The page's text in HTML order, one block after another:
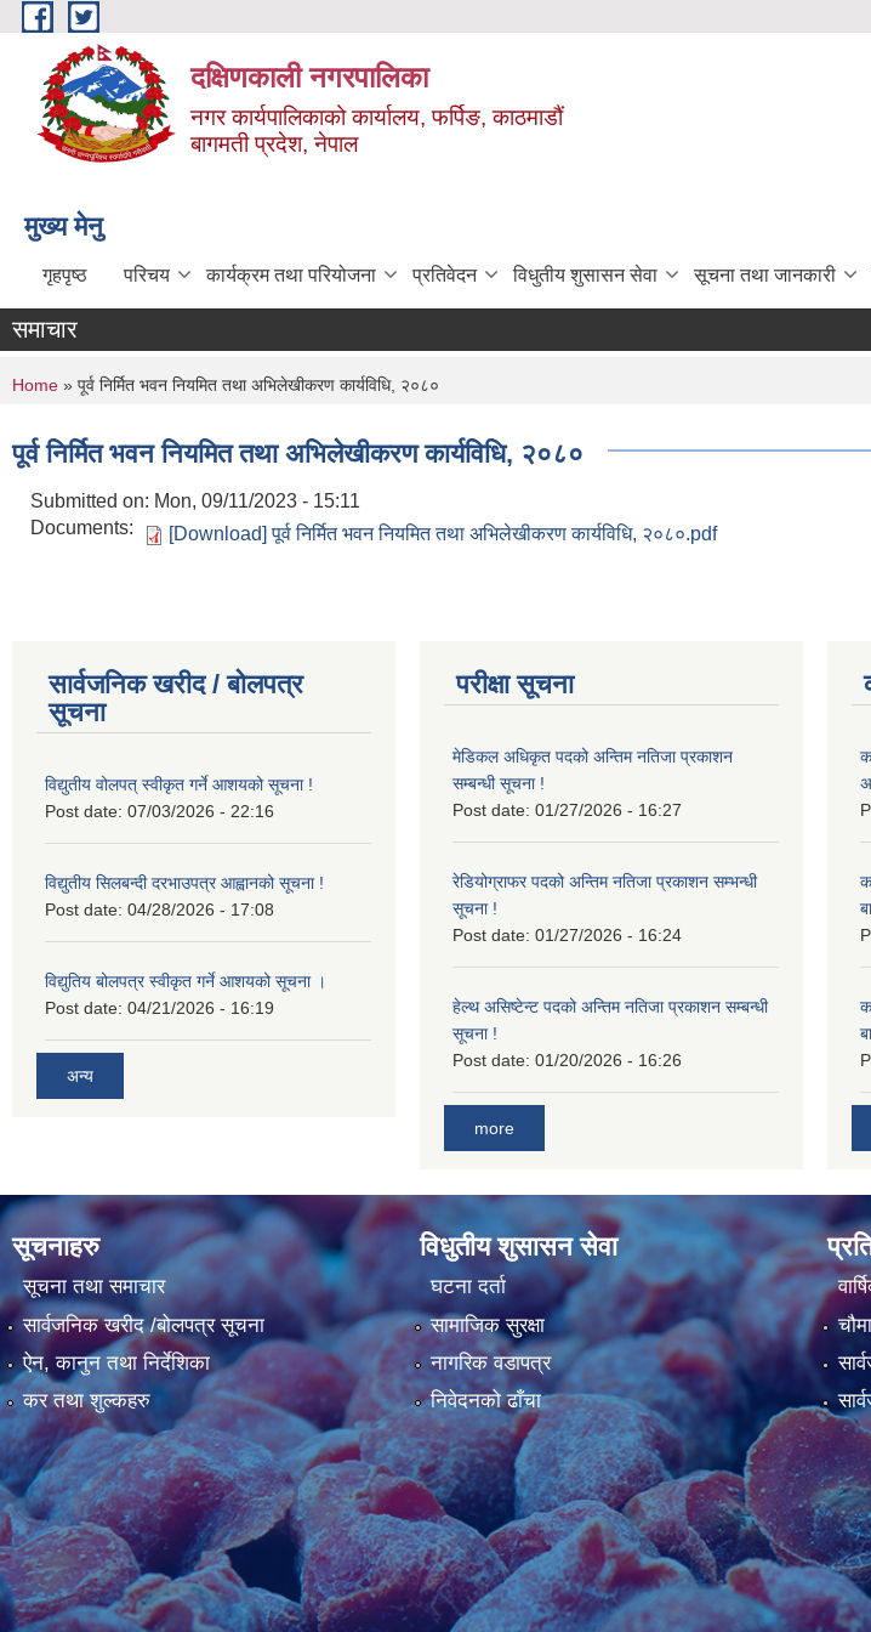
Skip to main content
दक्षिणकाली नगरपालिका
नगर कार्यपालिकाको कार्यालय, फर्पिङ, काठमाडौं
बागमती प्रदेश, नेपाल
मुख्य मेनु
गृहपृष्ठ परिचय कार्यक्रम तथा परियोजना प्रतिवेदन विधुतीय शुसासन सेवा सूचना तथा जानकारी
समाचार
You are here
Home » पूर्व निर्मित भवन नियमित तथा अभिलेखीकरण कार्यविधि, २०८०
पूर्व निर्मित भवन नियमित तथा अभिलेखीकरण कार्यविधि, २०८०
Submitted on: Mon, 09/11/2023 - 15:11
Documents:
[Download] पूर्व निर्मित भवन नियमित तथा अभिलेखीकरण कार्यविधि, २०८०.pdf
सार्वजनिक खरीद / बोलपत्र
सूचना
विद्युतीय वोलपत् स्वीकृत गर्ने आशयको सूचना !
Post date: 07/03/2026 - 22:16
विद्युतीय सिलबन्दी दरभाउपत्र आह्वानको सूचना !
Post date: 04/28/2026 - 17:08
विद्युतिय बोलपत्र स्वीकृत गर्ने आशयको सूचना ।
Post date: 04/21/2026 - 16:19
अन्य
परीक्षा सूचना
मेडिकल अधिकृत पदको अन्तिम नतिजा प्रकाशन
सम्बन्धी सूचना !
Post date: 01/27/2026 - 16:27
रेडियोग्राफर पदको अन्तिम नतिजा प्रकाशन सम्भन्धी
सूचना !
Post date: 01/27/2026 - 16:24
हेल्थ असिष्टेन्ट पदको अन्तिम नतिजा प्रकाशन सम्बन्धी
सूचना !
Post date: 01/20/2026 - 16:26
more
सूचनाहरु
सूचना तथा समाचार
सार्वजनिक खरीद /बोलपत्र सूचना
ऐन, कानुन तथा निर्देशिका
कर तथा शुल्कहरु
विधुतीय शुसासन सेवा
घटना दर्ता
सामाजिक सुरक्षा
नागरिक वडापत्र
निवेदनको ढाँचा